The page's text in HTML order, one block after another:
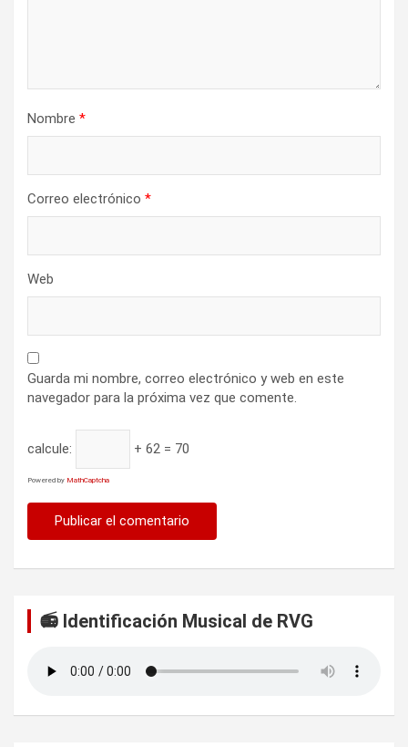
Nombre *
Correo electrónico *
Web
Guarda mi nombre, correo electrónico y web en este
navegador para la próxima vez que comente.
calcule: + 62 = 70
Powered by MathCaptcha
📻 Identificación Musical de RVG